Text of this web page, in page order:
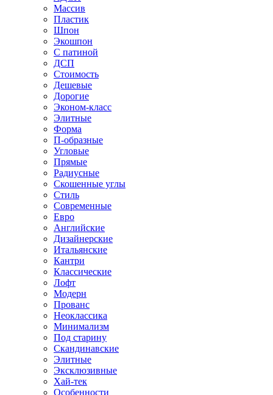
Массив
Пластик
Шпон
Экошпон
С патиной
ДСП
Стоимость
Дешевые
Дорогие
Эконом-класс
Элитные
Форма
П-образные
Угловые
Прямые
Радиусные
Скошенные углы
Стиль
Современные
Евро
Английские
Дизайнерские
Итальянские
Кантри
Классические
Лофт
Модерн
Прованс
Неоклассика
Минимализм
Под старину
Скандинавские
Элитные
Эксклюзивные
Хай-тек
Особенности